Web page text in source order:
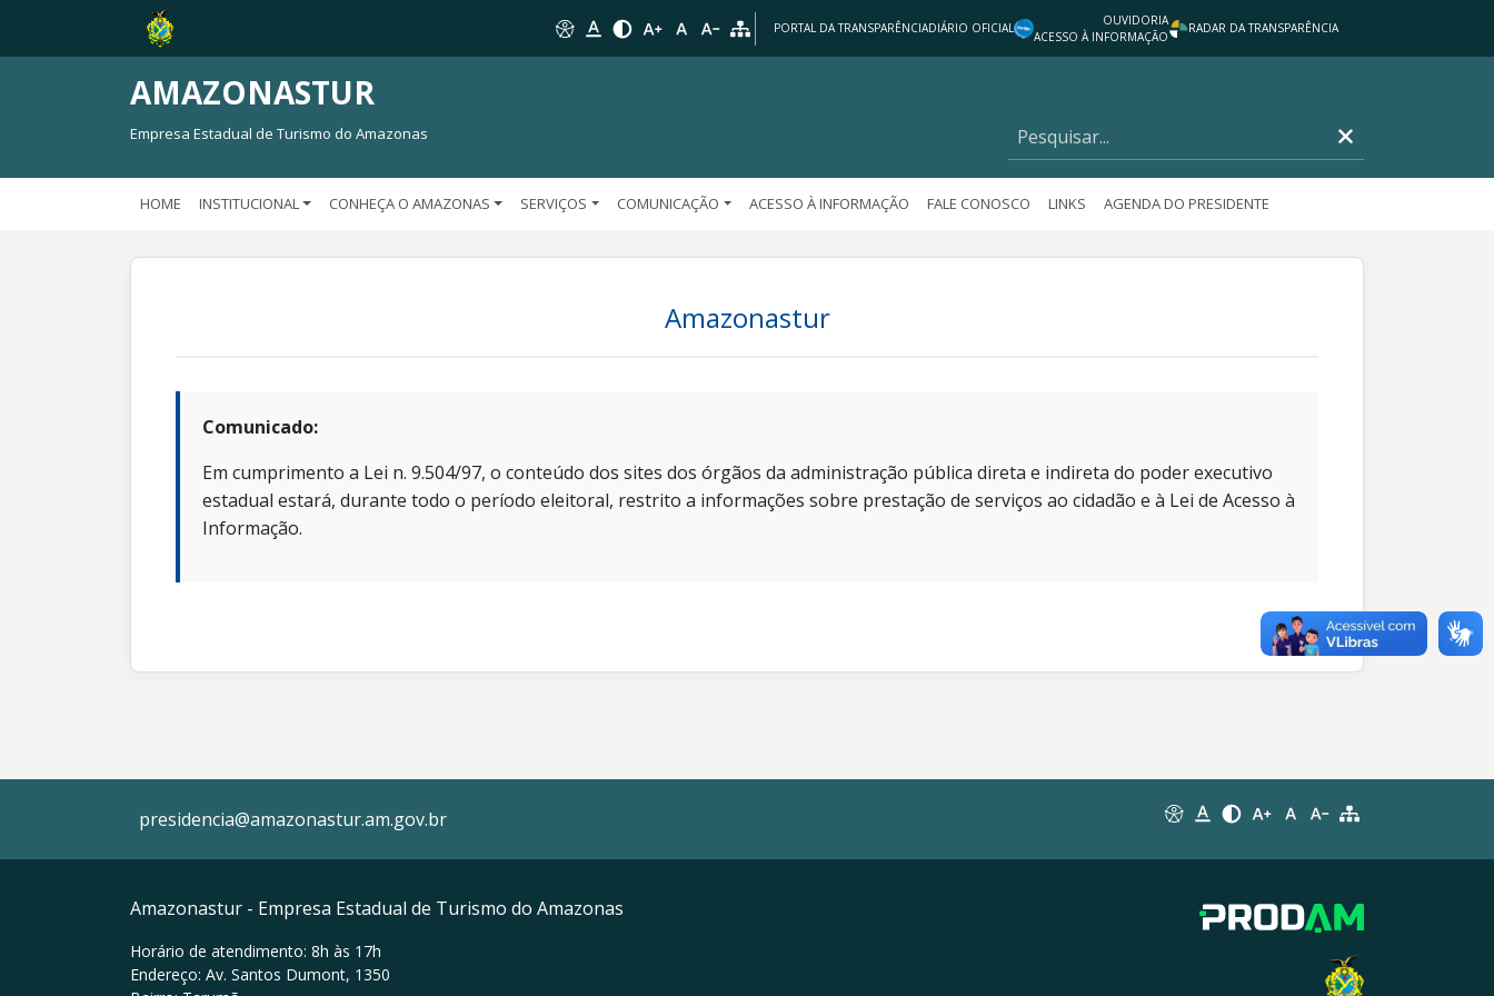
PORTAL DA TRANSPARÊNCIADIÁRIO OFICIAL
OUVIDORIA
ACESSO À INFORMAÇÃO
RADAR DA TRANSPARÊNCIA
AMAZONASTUR
Empresa Estadual de Turismo do Amazonas
HOME INSTITUCIONAL CONHEÇA O AMAZONAS SERVIÇOS COMUNICAÇÃO ACESSO À INFORMAÇÃO FALE CONOSCO LINKS AGENDA DO PRESIDENTE
Amazonastur
Comunicado:
Em cumprimento a Lei n. 9.504/97, o conteúdo dos sites dos órgãos da administração pública direta e indireta do poder executivo
estadual estará, durante todo o período eleitoral, restrito a informações sobre prestação de serviços ao cidadão e à Lei de Acesso à
Informação.
presidencia@amazonastur.am.gov.br
Amazonastur - Empresa Estadual de Turismo do Amazonas
Horário de atendimento: 8h às 17h
Endereço: Av. Santos Dumont, 1350